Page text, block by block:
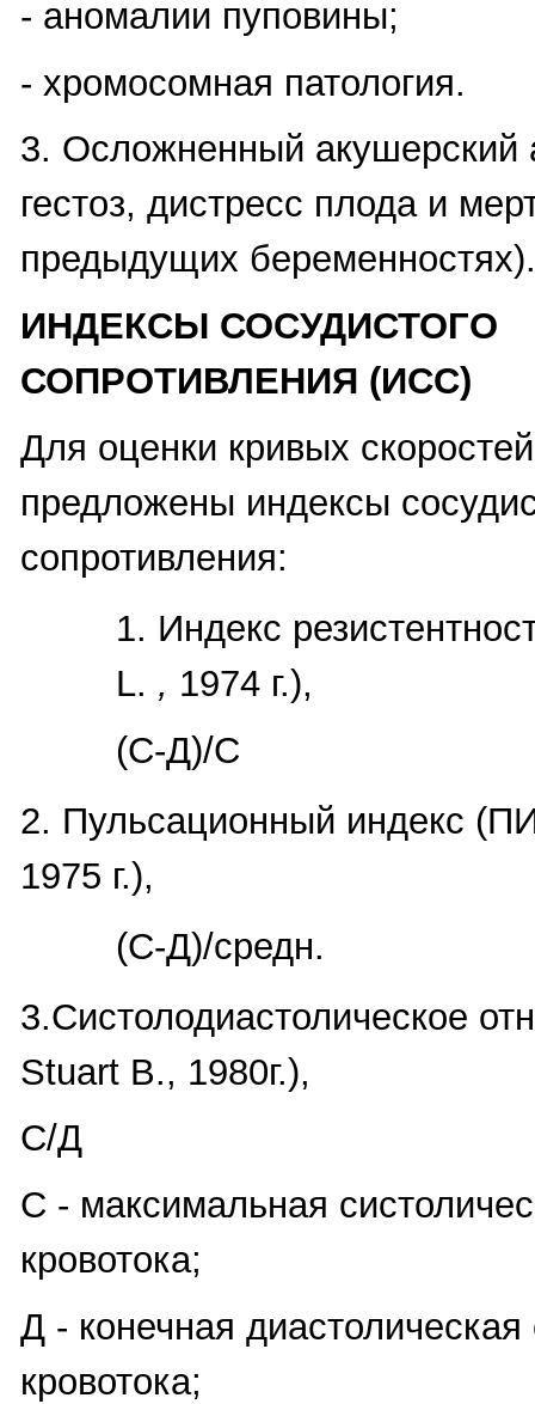
- аномалии пуповины;
- хромосомная патология.
3. Осложненный
гестоз, дистресс плода и
предыдущих беременностях).
ИНДЕКСЫ СОСУДИСТОГО
СОПРОТИВЛЕНИЯ (ИСС)
Для оценки кривых
предложены индексы
сопротивления:
1. Индекс
L. , 1974 г.),
(С-Д)/С
2. Пульсационный индекс
1975 г.),
(С-Д)/средн.
3.Систолодиастолическое
Stuart B., 1980г.),
С/Д
С - максимальная
кровотока;
Д - конечная диастолическая
кровотока;